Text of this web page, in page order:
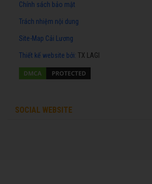
Chính sách bảo mật
Trách nhiệm nội dung
Site-Map Cải Lương
Thiết kế website bởi: TX LAGI
SOCIAL WEBSITE